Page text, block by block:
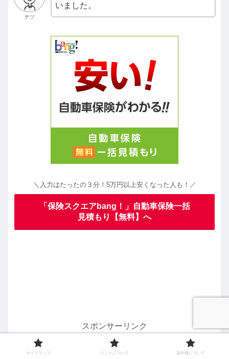
ナツ
いました。
＼入力はたったの３分！5万円以上安くなった人も！／
「保険スクエアbang！」自動車保険一括
見積もり【無料】へ
スポンサーリンク
サイトマップ リンクについて 著作権について